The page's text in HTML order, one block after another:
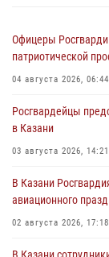
Офицеры
патриотической
04 августа 2026, 06:44
Росгвардейцы
в Казани
03 августа 2026, 14:21
В Казани
авиационного
02 августа 2026, 17:18